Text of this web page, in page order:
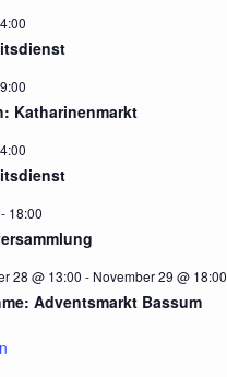
Katharinenmarkt
- 18:00
28 @ 13:00 - November 29 @ 18:00
Adventsmarkt Bassum